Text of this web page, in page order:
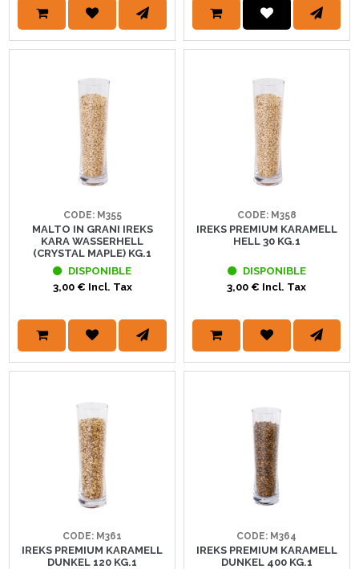
CODE: M355
MALTO IN GRANI IREKS
KARA WASSERHELL
(CRYSTAL MAPLE) KG.1
DISPONIBLE
3,00 € Incl. Tax
CODE: M358
IREKS PREMIUM KARAMELL
HELL 30 KG.1
DISPONIBLE
3,00 € Incl. Tax
CODE: M361
IREKS PREMIUM KARAMELL
DUNKEL 120 KG.1
CODE: M364
IREKS PREMIUM KARAMELL
DUNKEL 400 KG.1